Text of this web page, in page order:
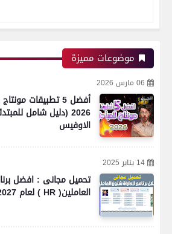
موضوعات مميزة
06 مارس 2026
أفضل 5 تطبيقات
2026 (دليل شامل
الاوفيس
14 يناير 2025
تحميل مجانى : افضل
العاملين( HR ) لعام 2027 Human Resource